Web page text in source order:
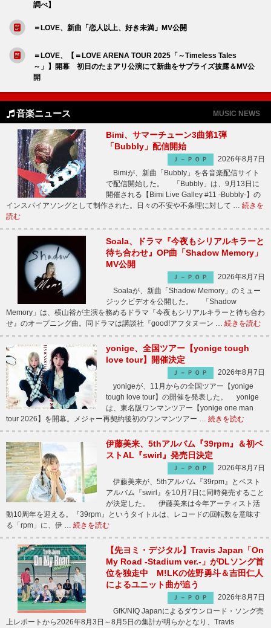
調べ】
＝LOVE、新曲「恋人以上、好き未満」MV公開
＝LOVE、【＝LOVE ARENA TOUR 2025「～Timeless Tales
～」】開幕 初日のたまアリ公演にて新曲をサプライズ披露＆MV公
開
音楽ニュース MUSIC NEWS
Bimi、サマーチューン3曲第1弾
「Bubbly」配信開始
Ｊ－ＰＯＰ
2026年8月7日
Bimiが、新曲「Bubbly」を各音楽配信サイト
で配信開始した。 「Bubbly」は、9月13日に
開催される【Bimi Live Galley #11 -Bubbly-】の
インスパイアソングとして制作された。日々の不安や不条理に対して … 続きを
読む
Soala、ドラマ『今夜もシリアルキラーと
待ち合わせ』OP曲「Shadow Memory」
MV公開
Ｊ－ＰＯＰ
2026年8月7日
Soalaが、新曲「Shadow Memory」のミュー
ジックビデオを公開した。 「Shadow
Memory」は、横山裕が主演を務めるドラマ『今夜もシリアルキラーと待ち合わ
せ』のオープニング曲。同ドラマは講談社『good!アフタヌーン … 続きを読む
yonige、全国ツアー【yonige tough
love tour】開催決定
Ｊ－ＰＯＰ
2026年8月7日
yonigeが、11月からの全国ツアー【yonige
tough love tour】の開催を発表した。 yonige
は、東名阪ワンマンツアー【yonige one man
tour 2026】を開幕。メジャー再契約後初のワンマンツアー … 続きを読む
伊藤美来、5thアルバム『39rpm』＆初ベ
ストAL『swirl』発売日決定
Ｊ－ＰＯＰ
2026年8月7日
伊藤美来が、5thアルバム『39rpm』とベスト
アルバム『swirl』を10月7日に同時発売すること
が決定した。 伊藤美来は今年アーティスト活
動10周年を迎える。『39rpm』というタイトルは、レコードの回転数を意味す
る「rpm」に、伊 … 続きを読む
【先ヨミ・デジタル】Travis Japan「On
My Road -Stadium ver.-」がDLソング首
位を独走中 M!LKの佐野勇斗＆吉田仁人
によるユニット曲が追う
Ｊ－ＰＯＰ
2026年8月7日
GfK/NIQ Japanによるダウンロード・ソング売
上レポートから2026年8月3日～8月5日の集計が明らかとなり、Travis